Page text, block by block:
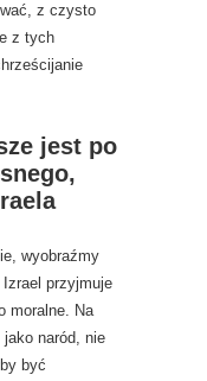
z czysto
z tych
jest po
wyobraźmy
przyjmuje
moralne. Na
jako naród, nie
być